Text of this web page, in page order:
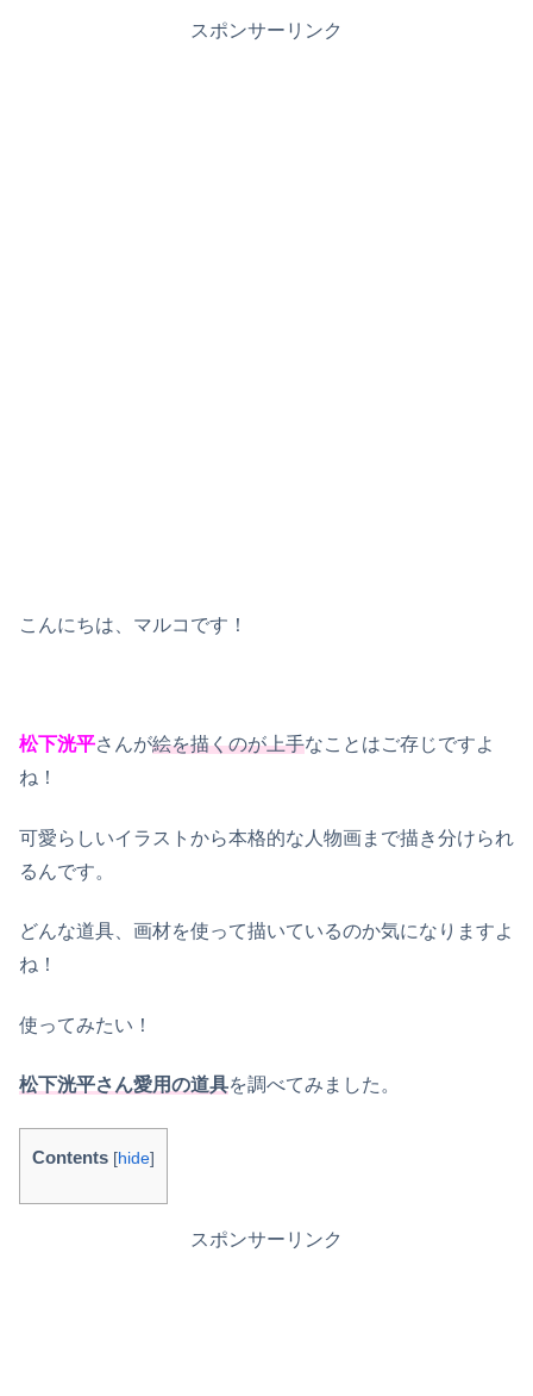
スポンサーリンク
こんにちは、マルコです！
松下洸平さんが絵を描くのが上手なことはご存じですよ
ね！
可愛らしいイラストから本格的な人物画まで描き分けられ
るんです。
どんな道具、画材を使って描いているのか気になりますよ
ね！
使ってみたい！
松下洸平さん愛用の道具を調べてみました。
Contents [hide]
スポンサーリンク